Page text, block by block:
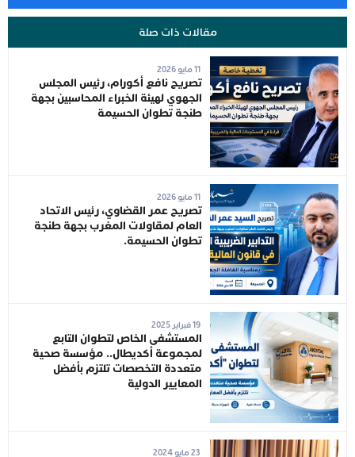
مقالات ذات صلة
11 مايو 2026
تصريح نافع أكورام، رئيس المجلس
الجهوي لهيئة الخبراء المحاسبين بجهة
طنجة تطوان الحسيمة
11 مايو 2026
تصريح عمر القضاوي، رئيس الاتحاد
العام لمقاولات المغرب بجهة طنجة
تطوان الحسيمة.
19 فبراير 2025
المستشفى الخاص لتطوان التابع
لمجموعة أكديطال.. مؤسسة صحية
متعددة التخصصات تلتزم بأفضل
المعايير الدولية